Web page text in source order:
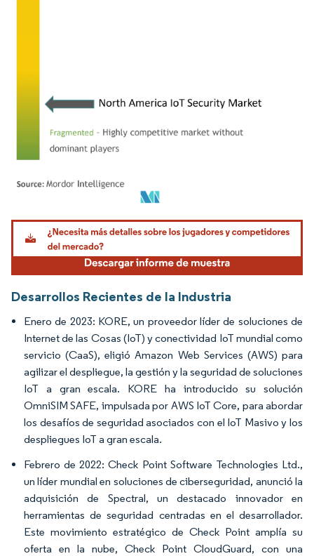
Imagen © Mordor Intelligence. El uso requiere atribución según CC BY 4.0.
Desarrollos Recientes de la Industria
Enero de 2023: KORE, un proveedor líder de soluciones de
Internet de las Cosas (IoT) y conectividad IoT mundial como
servicio (CaaS), eligió Amazon Web Services (AWS) para
agilizar el despliegue, la gestión y la seguridad de soluciones
IoT a gran escala. KORE ha introducido su solución
OmniSIM SAFE, impulsada por AWS IoT Core, para abordar
los desafíos de seguridad asociados con el IoT Masivo y los
despliegues IoT a gran escala.
Febrero de 2022: Check Point Software Technologies Ltd.,
un líder mundial en soluciones de ciberseguridad, anunció la
adquisición de Spectral, un destacado innovador en
herramientas de seguridad centradas en el desarrollador.
Este movimiento estratégico de Check Point amplía su
oferta en la nube, Check Point CloudGuard, con una